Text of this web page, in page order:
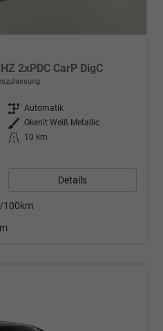
2xPDC CarP DigC
Getriebe Automatik
Außenfarbe Okenit Weiß Metallic
Kilometerstand
10 km
Details
100km